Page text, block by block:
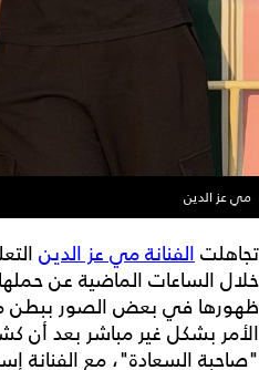
مي عز الدين
تجاهلتالفنانة مي عز الدين
خلال الساعات الماضية عن
ظهورها في بعض الصور ببطن
الأمر بشكل غير مباشر بعد أن